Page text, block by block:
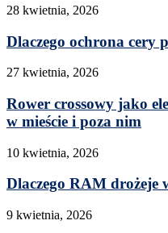
28 kwietnia, 2026
Dlaczego ochrona cery
27 kwietnia, 2026
Rower crossowy jako
w mieście i poza nim
10 kwietnia, 2026
Dlaczego RAM drożeje
9 kwietnia, 2026